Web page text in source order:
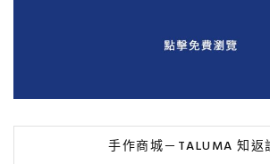
手作商城－TALUMA 知返